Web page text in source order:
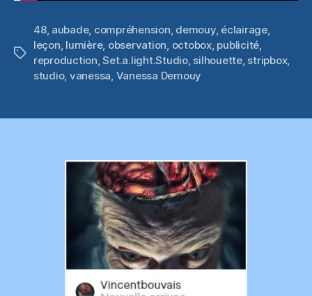
Étiquettes
48, aubade, compréhension demouy, éclairage,
leçon lumière, observation octobox, publicité
reproduction ,Set.a.light.Studio, silhouette, stripbox,
studio, vanessa Vanessa Demouy